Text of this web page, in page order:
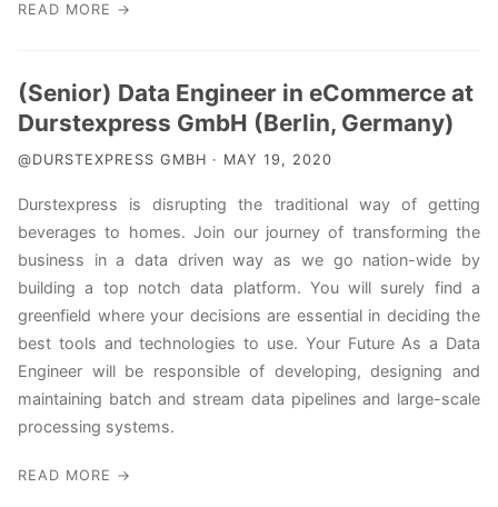
READ MORE →
(Senior) Data Engineer in eCommerce at
Durstexpress GmbH (Berlin, Germany)
@DURSTEXPRESS GMBH · MAY 19, 2020
Durstexpress is disrupting the traditional way of getting
beverages to homes. Join our journey of transforming the
business in a data driven way as we go nation-wide by
building a top notch data platform. You will surely find a
greenfield where your decisions are essential in deciding the
best tools and technologies to use. Your Future As a Data
Engineer will be responsible of developing, designing and
maintaining batch and stream data pipelines and large-scale
processing systems.
READ MORE →